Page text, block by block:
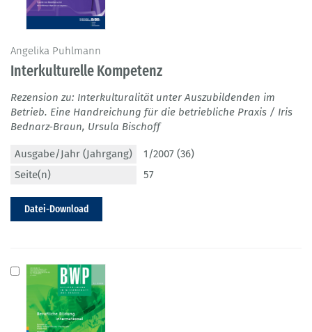
Angelika Puhlmann
Interkulturelle Kompetenz
Rezension zu: Interkulturalität unter Auszubildenden im
Betrieb. Eine Handreichung für die betriebliche Praxis / Iris
Bednarz-Braun, Ursula Bischoff
Ausgabe/Jahr (Jahrgang)
1/2007 (36)
Seite(n)
57
Datei-Download